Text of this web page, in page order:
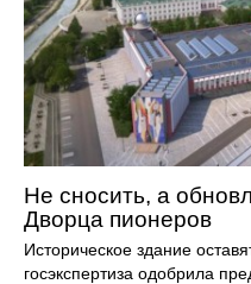
Не сносить, а
Дворца пионеров
Историческое здание
госэкспертиза одобрила